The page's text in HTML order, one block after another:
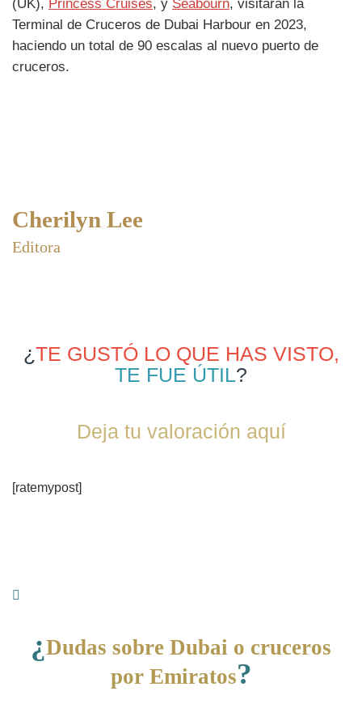
(UK), Princess Cruises, y Seabourn, visitarán la
Terminal de Cruceros de Dubai Harbour en 2023,
haciendo un total de 90 escalas al nuevo puerto de
cruceros.
Cherilyn Lee
Editora
¿TE GUSTÓ LO QUE HAS VISTO,
TE FUE ÚTIL?
Deja tu valoración aquí
[ratemypost]
¿Dudas sobre Dubai o cruceros
por Emiratos?